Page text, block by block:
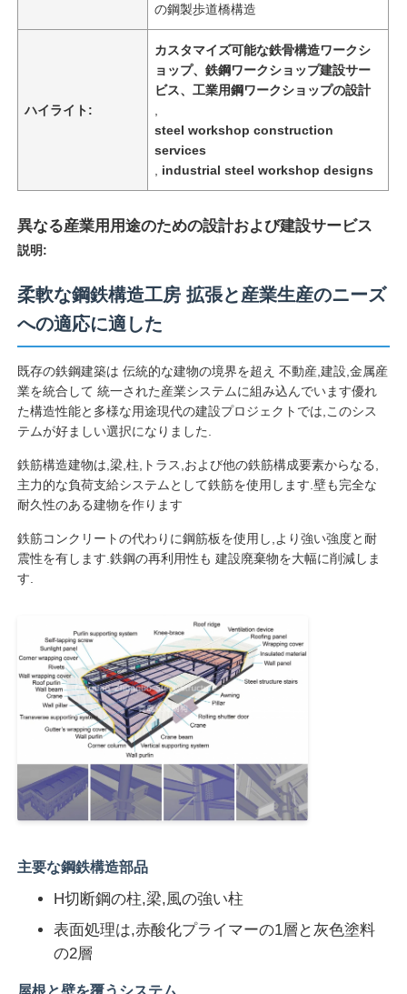
ホーム
企業情報
会社案内
品質管理
お問い合わせ
見積依頼
軽鋼製のプリファブハウス
鉄骨造建物
鉄骨構造のワークショップ
の鋼製歩道橋構造
ハイライト:
カスタマイズ可能な鉄骨構造ワークシ
ョップ、鉄鋼ワークショップ建設サー
ビス、工業用鋼ワークショップの設計
steel workshop construction
services
industrial steel workshop designs
異なる産業用用途のための設計および建設サービス
説明:
柔軟な鋼鉄構造工房 拡張と産業生産のニーズ
への適応に適した
既存の鉄鋼建築は 伝統的な建物の境界を超え 不動産,建設,金属産
業を統合して 統一された産業システムに組み込んでいます優れ
た構造性能と多様な用途現代の建設プロジェクトでは,このシス
テムが好ましい選択になりました.
鉄筋構造建物は,梁,柱,トラス,および他の鉄筋構成要素からなる,
主力的な負荷支給システムとして鉄筋を使用します.壁も完全な
耐久性のある建物を作ります
鉄筋コンクリートの代わりに鋼筋板を使用し,より強い強度と耐
震性を有します.鉄鋼の再利用性も 建設廃棄物を大幅に削減しま
す.
主要な鋼鉄構造部品
H切断鋼の柱,梁,風の強い柱
表面処理は,赤酸化プライマーの1層と灰色塗料
の2層
屋根と壁を覆うシステム